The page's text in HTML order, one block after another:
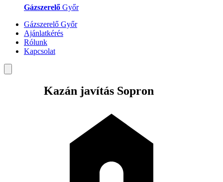
Gázszerelő Győr
Gázszerelő Győr
Ajánlatkérés
Rólunk
Kapcsolat
Kazán javítás Sopron